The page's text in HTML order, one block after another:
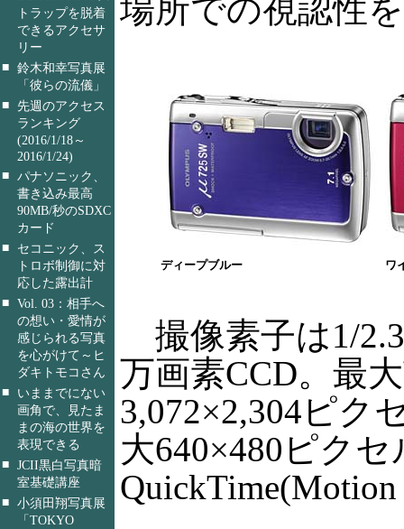
トラップを脱着
できるアクセサ
リー
■ 鈴木和幸写真展
「彼らの流儀」
■ 先週のアクセス
ランキング
(2016/1/18～
2016/1/24)
■ パナソニック、
書き込み最高
90MB/秒のSDXC
カード
■
セコニック、ス
トロボ制御に対
応した露出計
■ Vol. 03：相手へ
の想い・愛情が
感じられる写真
を心がけて～ヒ
ダキトモコさん
■
いままでにない
画角で、見たま
まの海の世界を
表現できる
■ JCII黒白写真暗
室基礎講座
■ 小須田翔写真展
「TOKYO
場所での視認性
ディープブルー ワ
撮像素子は1/
万画素CCD。最
3,072×2,304ピク
大640×480ピクセ
QuickTime(Motion